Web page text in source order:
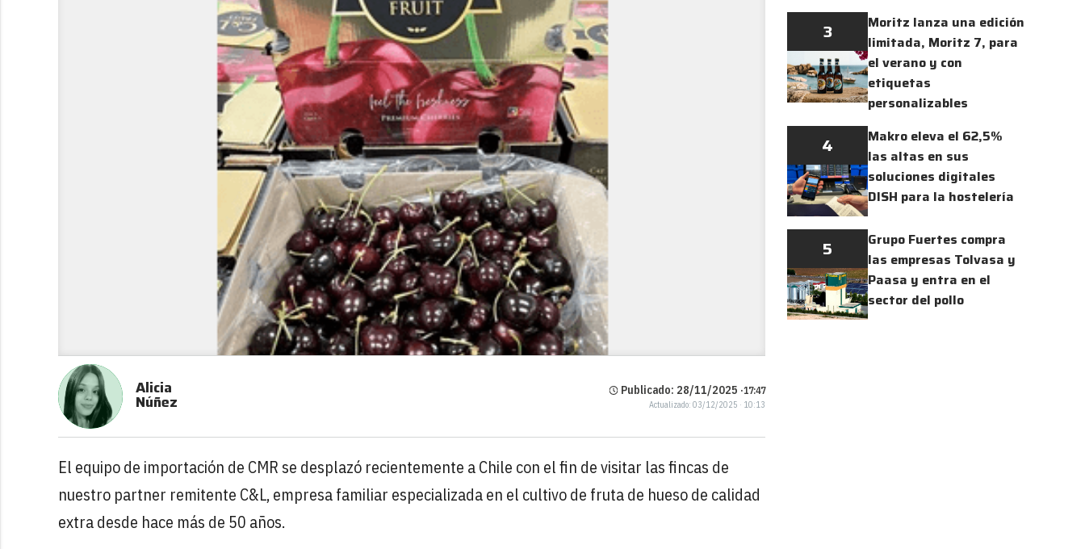
3
Moritz lanza una edición
limitada, Moritz 7, para
el verano y con
etiquetas
personalizables
4
Makro eleva el 62,5%
las altas en sus
soluciones digitales
DISH para la hostelería
5
Grupo Fuertes compra
las empresas Tolvasa y
Paasa y entra en el
sector del pollo
Alicia
Núñez
Publicado: 28/11/2025 ·17:47
Actualizado: 03/12/2025 · 10:13
El equipo de importación de CMR se desplazó recientemente a Chile con el fin de visitar las fincas de
nuestro partner remitente C&L, empresa familiar especializada en el cultivo de fruta de hueso de calidad
extra desde hace más de 50 años.